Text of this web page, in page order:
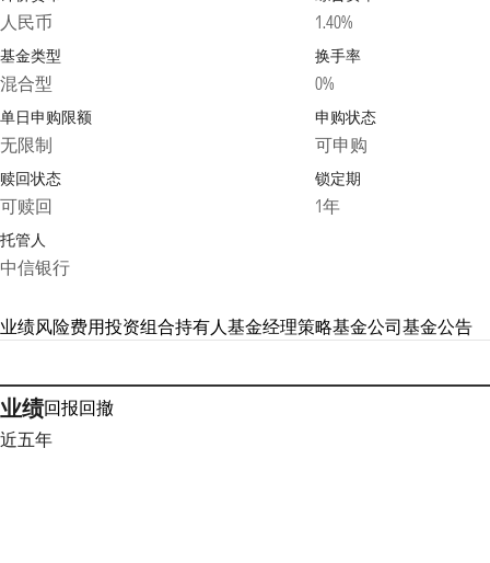
人民币 1.40%
基金类型
混合型
换手率
0%
单日申购限额
无限制
申购状态
可申购
赎回状态
可赎回
锁定期
1年
托管人
中信银行
业绩风险费用投资组合持有人基金经理策略基金公司基金公告
业绩回报回撤
近五年